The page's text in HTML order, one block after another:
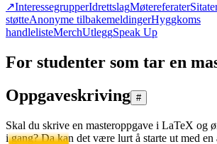
↗InteressegrupperIdrettslagMøtereferater
støtteAnonyme tilbakemeldingerHyggkoms
handlelisteMerchUtleggSpeak Up
For studenter som tar en
Oppgaveskriving #
Skal du skrive en masteroppgave i LaTeX og
i gang? Da kan det være lurt å starte ut med en